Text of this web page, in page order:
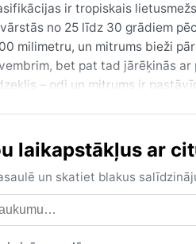
ir tropiskais
no 25 līdz 30 grādiem
milimetru, un mitrums bieži
bet pat tad jārēķinās
– odi un mitrums ir
laikapstākļus ar
un skatiet blakus